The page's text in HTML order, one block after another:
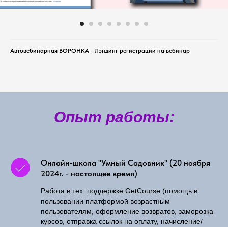
Автовебинарная ВОРОНКА - Лэндинг регистрации на вебинар
Опыт работы:
Онлайн-школа "Умный Садовник" (20 ноября
2024г. - настоящее время)
Работа в тех. поддержке GetCourse (помощь в
пользовании платформой возрастным
пользователям, оформление возвратов, заморозка
курсов, отправка ссылок на оплату, начисление/